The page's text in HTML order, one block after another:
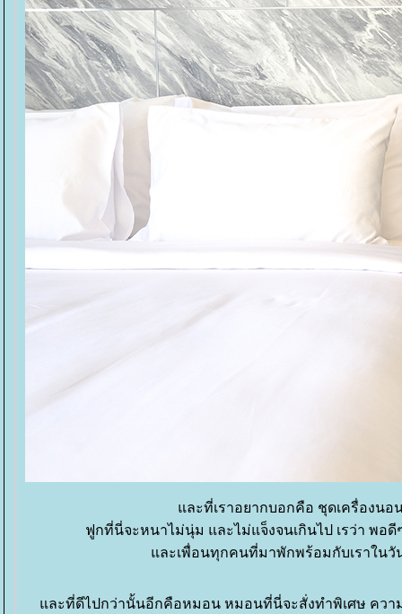
ละที่เราอยากบอกคือ ชุดเครื่องนอ
ฟูกที่นี่จะหนาไม่นุ่ม และไม่แจ็งจนเกินไป เรว่า พอ
ละเพื่อนทุกคนที่มาพักพร้อมกับเราในวั
ละที่ดีไปกว่านั้นอีกคือหมอน หมอนที่นี่จะสั่งทำพิเศษ ควา